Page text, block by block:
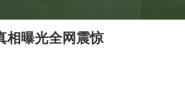
报|我国编制完成新版全月地质图
袭成4200亿银行副行长
相曝光全网震惊